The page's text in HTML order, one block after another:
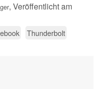
, Veröffentlicht am
Thunderbolt